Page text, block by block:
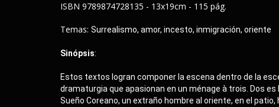
ISBN 9789874728135 - 13x19cm - 115 pág.
Temas: Surrealismo, amor, incesto, inmigración, oriente
Sinópsis:
Estos textos logran componer la escena dentro de la
dramaturgia que apasionan en un ménage à trois. Dos es
Sueño Coreano, un extraño hombre al oriente, en el